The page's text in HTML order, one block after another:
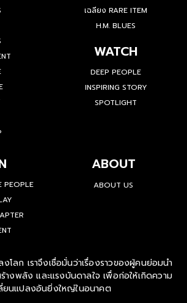
เฉลียง RARE ITEM
H.M. BLUES
WATCH
DEEP PEOPLE
INSPIRING STORY
SPOTLIGHT
PEOPLE
ABOUT
ABOUT US
โลก เราจึงเชื่อมั่นว่าเรื่องราวของผู้คนย่อมนำ
ร้างพลัง และแรงบันดาลใจ เพื่อก่อให้เกิดความ
ยนแปลงอันยิ่งใหญ่ในอนาคต